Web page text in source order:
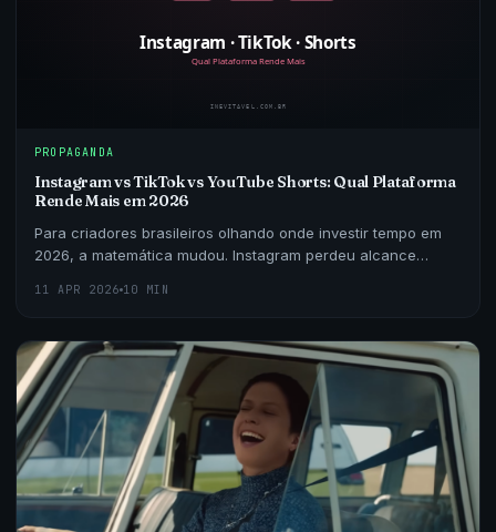
PROPAGANDA
Instagram vs TikTok vs YouTube Shorts: Qual Plataforma
Rende Mais em 2026
Para criadores brasileiros olhando onde investir tempo em
2026, a matemática mudou. Instagram perdeu alcance
11 APR 2026 10 MIN